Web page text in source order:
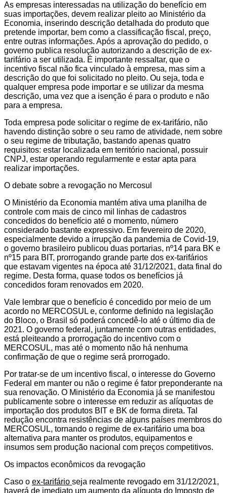
As empresas interessadas na utilização do benefício em
suas importações, devem realizar pleito ao Ministério da
Economia, inserindo descrição detalhada do produto que
pretende importar, bem como a classificação fiscal, preço,
entre outras informações. Após a aprovação do pedido, o
governo publica resolução autorizando a descrição de ex-
tarifário a ser utilizada. É importante ressaltar, que o
incentivo fiscal não fica vinculado à empresa, mas sim a
descrição do que foi solicitado no pleito. Ou seja, toda e
qualquer empresa pode importar e se utilizar da mesma
descrição, uma vez que a isenção é para o produto e não
para a empresa.
Toda empresa pode solicitar o regime de ex-tarifário, não
havendo distinção sobre o seu ramo de atividade, nem sobre
o seu regime de tributação, bastando apenas quatro
requisitos: estar localizada em território nacional, possuir
CNPJ, estar operando regularmente e estar apta para
realizar importações.
O debate sobre a revogação no Mercosul
O Ministério da Economia mantém ativa uma planilha de
controle com mais de cinco mil linhas de cadastros
concedidos do benefício até o momento, número
considerado bastante expressivo. Em fevereiro de 2020,
especialmente devido a irrupção da pandemia de Covid-19,
o governo brasileiro publicou duas portarias, nº14 para BK e
nº15 para BIT, prorrogando grande parte dos ex-tarifários
que estavam vigentes na época até 31/12/2021, data final do
regime. Desta forma, quase todos os benefícios já
concedidos foram renovados em 2020.
Vale lembrar que o benefício é concedido por meio de um
acordo no MERCOSUL e, conforme definido na legislação
do Bloco, o Brasil só poderá concedê-lo até o último dia de
2021. O governo federal, juntamente com outras entidades,
está pleiteando a prorrogação do incentivo com o
MERCOSUL, mas até o momento não há nenhuma
confirmação de que o regime será prorrogado.
Por tratar-se de um incentivo fiscal, o interesse do Governo
Federal em manter ou não o regime é fator preponderante na
sua renovação. O Ministério da Economia já se manifestou
publicamente sobre o interesse em reduzir as alíquotas de
importação dos produtos BIT e BK de forma direta. Tal
redução encontra resistências de alguns países membros do
MERCOSUL, tornando o regime de ex-tarifário uma boa
alternativa para manter os produtos, equipamentos e
insumos sem produção nacional com preços competitivos.
Os impactos econômicos da revogação
Caso o ex-tarifário seja realmente revogado em 31/12/2021,
haverá de imediato um aumento da alíquota do Imposto de